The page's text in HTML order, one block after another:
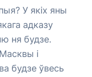
У якіх яны
адказу
ня будзе.
і
будзе ўвесь